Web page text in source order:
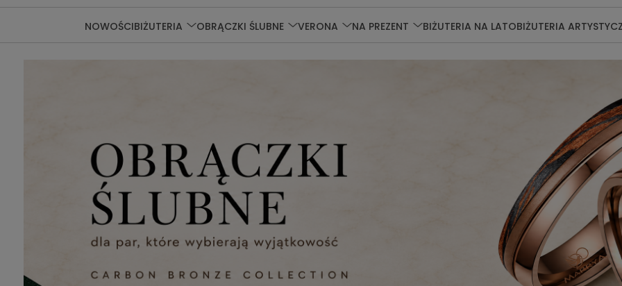
NOWOŚCIBIŻUTERIA OBRĄCZKI ŚLUBNE VERONA NA PREZENT BIŻUTERIA NA LATOBIŻUTERIA